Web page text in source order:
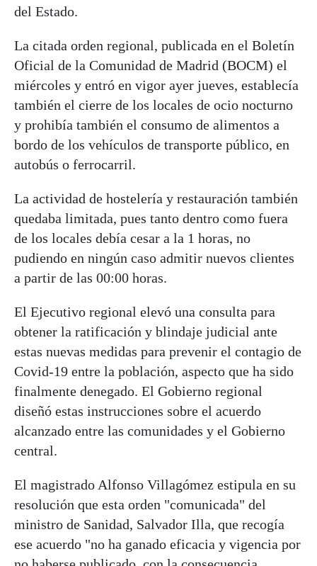
del Estado.
La citada orden regional, publicada en el Boletín
Oficial de la Comunidad de Madrid (BOCM) el
miércoles y entró en vigor ayer jueves, establecía
también el cierre de los locales de ocio nocturno
y prohibía también el consumo de alimentos a
bordo de los vehículos de transporte público, en
autobús o ferrocarril.
La actividad de hostelería y restauración también
quedaba limitada, pues tanto dentro como fuera
de los locales debía cesar a la 1 horas, no
pudiendo en ningún caso admitir nuevos clientes
a partir de las 00:00 horas.
El Ejecutivo regional elevó una consulta para
obtener la ratificación y blindaje judicial ante
estas nuevas medidas para prevenir el contagio de
Covid-19 entre la población, aspecto que ha sido
finalmente denegado. El Gobierno regional
diseñó estas instrucciones sobre el acuerdo
alcanzado entre las comunidades y el Gobierno
central.
El magistrado Alfonso Villagómez estipula en su
resolución que esta orden "comunicada" del
ministro de Sanidad, Salvador Illa, que recogía
ese acuerdo "no ha ganado eficacia y vigencia por